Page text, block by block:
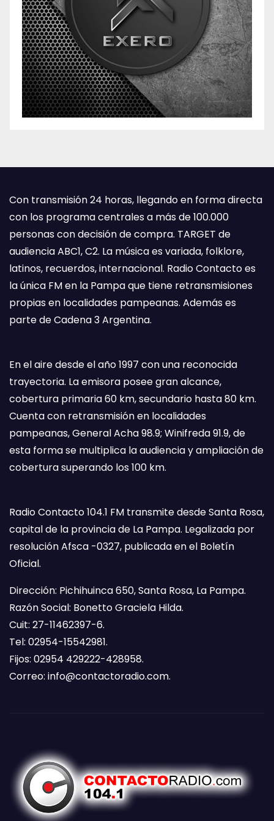
Con transmisión 24 horas, llegando en forma directa
con los programa centrales a más de 100.000
personas con decisión de compra. TARGET de
audiencia ABC1, C2. La música es variada, folklore,
latinos, recuerdos, internacional. Radio Contacto es
la única FM en la Pampa que tiene retransmisiones
propias en localidades pampeanas. Además es
parte de Cadena 3 Argentina.
En el aire desde el año 1997 con una reconocida
trayectoria. La emisora posee gran alcance,
cobertura primaria 60 km, secundario hasta 80 km.
Cuenta con retransmisión en localidades
pampeanas, General Acha 98.9; Winifreda 91.9, de
esta forma se multiplica la audiencia y ampliación de
cobertura superando los 100 km.
Radio Contacto 104.1 FM transmite desde Santa Rosa,
capital de la provincia de La Pampa. Legalizada por
resolución Afsca -0327, publicada en el Boletín
Oficial.
Dirección: Pichihuinca 650, Santa Rosa, La Pampa.
Razón Social: Bonetto Graciela Hilda.
Cuit: 27-11462397-6.
Tel: 02954-15542981.
Fijos: 02954 429222-428958.
Correo: info@contactoradio.com.